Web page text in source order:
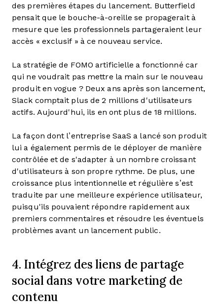
des premières étapes du lancement. Butterfield
pensait que le bouche-à-oreille se propagerait à
mesure que les professionnels partageraient leur
accès « exclusif » à ce nouveau service.
La stratégie de FOMO artificielle a fonctionné car
qui ne voudrait pas mettre la main sur le nouveau
produit en vogue ? Deux ans après son lancement,
Slack comptait plus de 2 millions d'utilisateurs
actifs. Aujourd'hui, ils en ont plus de 18 millions.
La façon dont l’entreprise SaaS a lancé son produit
lui a également permis de le déployer de manière
contrôlée et de s'adapter à un nombre croissant
d'utilisateurs à son propre rythme. De plus, une
croissance plus intentionnelle et régulière s’est
traduite par une meilleure expérience utilisateur,
puisqu'ils pouvaient répondre rapidement aux
premiers commentaires et résoudre les éventuels
problèmes avant un lancement public.
4. Intégrez des liens de partage
social dans votre marketing de
contenu